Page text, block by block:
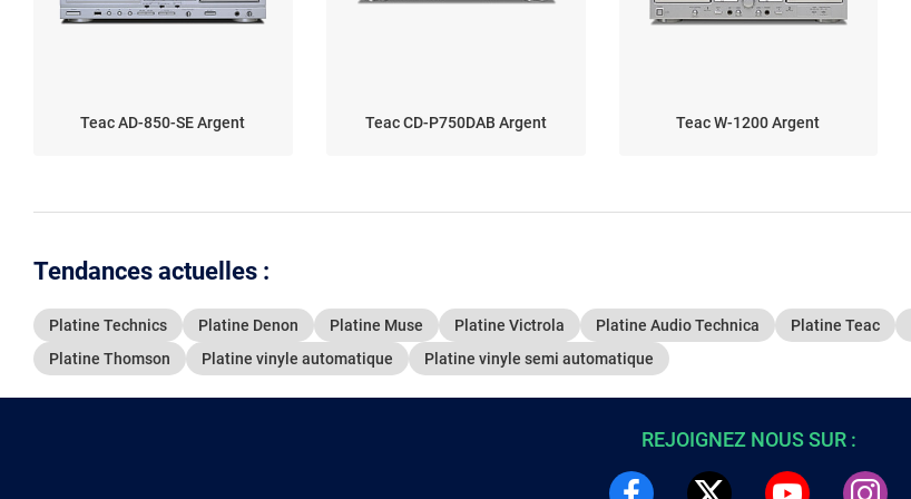
Teac AD-850-SE Argent Teac CD-P750DAB Argent Teac W-1200 Argent
Tendances actuelles :
Platine Technics Platine Denon Platine Muse Platine Victrola Platine Audio Technica Platine Teac
Platine Thomson
Platine vinyle automatique Platine vinyle semi automatique
REJOIGNEZ NOUS SUR :